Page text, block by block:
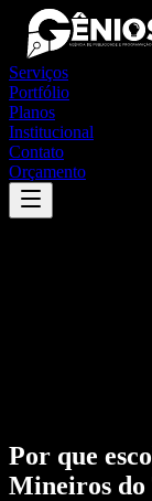
Serviços
Portfólio
Planos
Institucional
Contato
Orçamento
Por que
Mineiros do